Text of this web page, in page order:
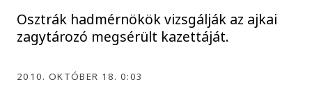
Osztrák hadmérnökök vizsgálják az ajkai
zagytározó megsérült kazettáját.
2010. OKTÓBER 18. 0:03